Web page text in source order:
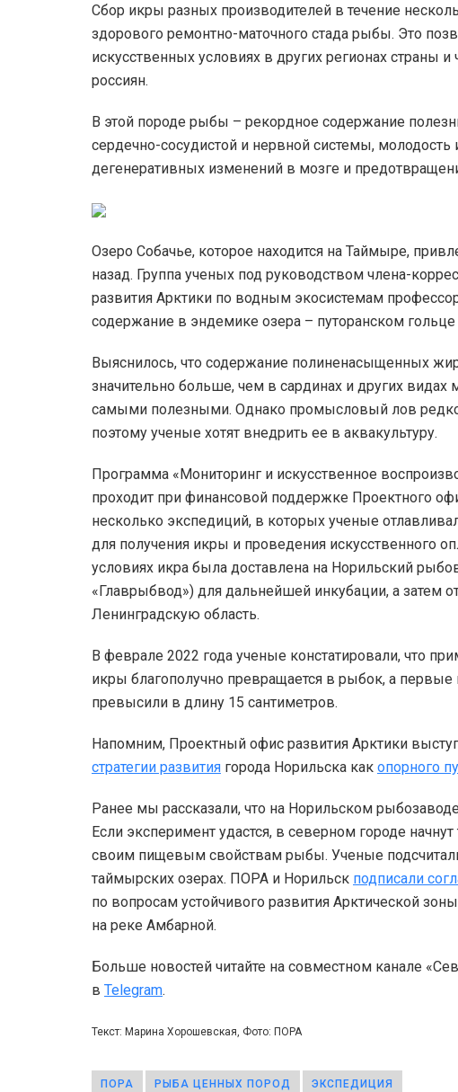
Сбор икры разных производителей в течение
здорового ремонтно-маточного стада рыбы. Это
искусственных условиях в других регионах страны и
россиян.
В этой породе рыбы – рекордное содержание
сердечно-сосудистой и нервной системы, молодость
дегенеративных изменений в мозге и
Озеро Собачье, которое находится на Таймыре,
назад. Группа ученых под руководством члена-
развития Арктики по водным экосистемам
содержание в эндемике озера – путоранском
Выяснилось, что содержание полиненасыщенных
значительно больше, чем в сардинах и других
самыми полезными. Однако промысловый лов
поэтому ученые хотят внедрить ее в аквакультуру.
Программа «Мониторинг и искусственное
проходит при финансовой поддержке Проектного
несколько экспедиций, в которых ученые
для получения икры и проведения искусственного
условиях икра была доставлена на Норильский
«Главрыбвод») для дальнейшей инкубации, а затем
Ленинградскую область.
В феврале 2022 года ученые констатировали, что
икры благополучно превращается в рыбок, а
превысили в длину 15 сантиметров.
Напомним, Проектный офис развития Арктики
стратегии развития города Норильска как опорного
Ранее мы рассказали, что на Норильском рыбозаводе
Если эксперимент удастся, в северном городе
своим пищевым свойствам рыбы. Ученые
таймырских озерах. ПОРА и Норильск подписали
по вопросам устойчивого развития Арктической
на реке Амбарной.
Больше новостей читайте на совместном канале
в Telegram.
Текст: Марина Хорошевская, Фото: ПОРА
ПОРА РЫБА ЦЕННЫХ ПОРОД ЭКСПЕДИЦИЯ